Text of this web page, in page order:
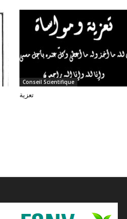
Conseil Scientifique
تعزية